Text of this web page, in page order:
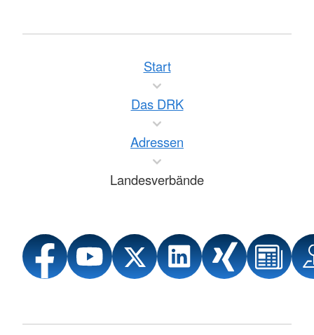
Start
Das DRK
Adressen
Landesverbände